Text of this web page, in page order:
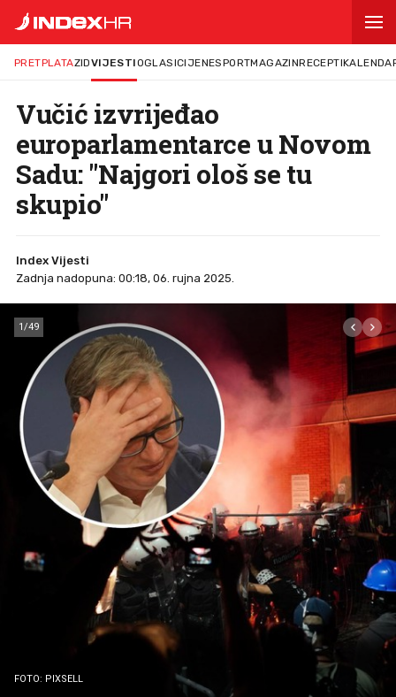
PRETPLATAZIDVIJESTIOGLASICIJENESPORTMAGAZINRECEPTI
Vučić izvrijeđao
europarlamentarce u Novom
Sadu: "Najgori ološ se tu
skupio"
Index Vijesti
Zadnja nadopuna: 00:18, 06. rujna 2025.
1/49
FOTO: PIXSELL